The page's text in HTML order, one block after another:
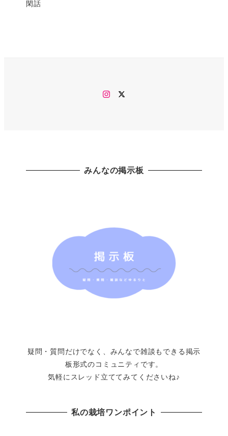
閑話
Instagram
みんなの掲示板
疑問・質問だけでなく、みんなで雑談もできる掲示
板形式のコミュニティです。
気軽にスレッド立ててみてくださいね♪
私の栽培ワンポイント